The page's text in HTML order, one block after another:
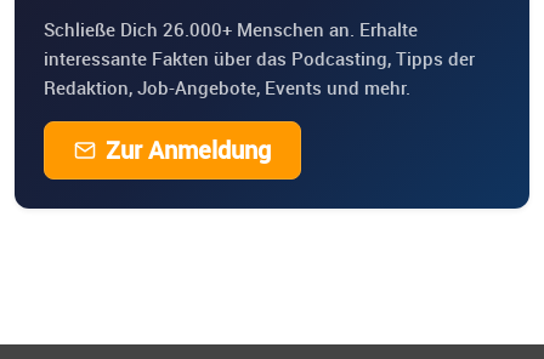
Schließe Dich 26.000+ Menschen an. Erhalte
interessante Fakten über das Podcasting, Tipps der
Redaktion, Job-Angebote, Events und mehr.
Zur Anmeldung